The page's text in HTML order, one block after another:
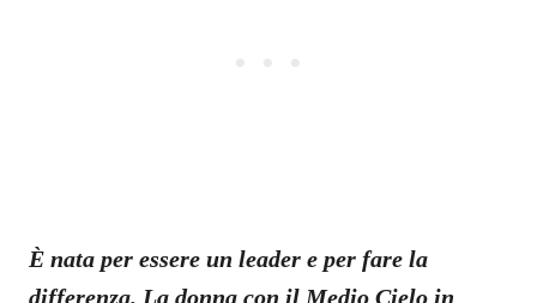
È nata per essere un leader e per fare la
differenza. La donna con il Medio Cielo in